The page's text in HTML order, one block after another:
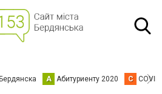
А Абитуриенту 2020 C